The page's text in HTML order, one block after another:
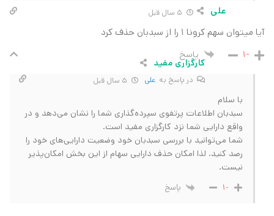
علی
آیا میتوان سهم کرونا 1 را از سبدبان حذف کرد
-1 پاسخ
کارگزاری مفید
در پاسخ به علی
با سلام
سبدبان اطلاعات پرتفوی سپرده‌گذاری شما را نشان می‌دهد و در
واقع دارایی شما نزد کارگزاری مفید است.
شما می‌توانید با بررسی سبدبان خود وضعیت دارایی‌های خود را
رصد کنید. لذا امکان حذف دارایی سهام از این بخش امکان‌پذیر
نیست.
-1 پاسخ